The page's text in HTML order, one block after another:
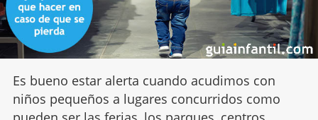
Es bueno estar alerta cuando acudimos con
niños pequeños a lugares concurridos como